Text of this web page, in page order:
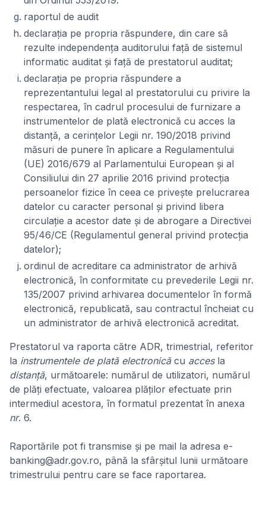
raportul de audit
declaraţia pe propria răspundere, din care să
rezulte independenţa auditorului faţă de sistemul
informatic auditat şi faţă de prestatorul auditat;
declaraţia pe propria răspundere a
reprezentantului legal al prestatorului cu privire la
respectarea, în cadrul procesului de furnizare a
instrumentelor de plată electronică cu acces la
distanţă, a cerinţelor Legii nr. 190/2018 privind
măsuri de punere în aplicare a Regulamentului
(UE) 2016/679 al Parlamentului European şi al
Consiliului din 27 aprilie 2016 privind protecţia
persoanelor fizice în ceea ce priveşte prelucrarea
datelor cu caracter personal şi privind libera
circulaţie a acestor date şi de abrogare a Directivei
95/46/CE (Regulamentul general privind protecţia
datelor);
ordinul de acreditare ca administrator de arhivă
electronică, în conformitate cu prevederile Legii nr.
135/2007 privind arhivarea documentelor în formă
electronică, republicată, sau contractul încheiat cu
un administrator de arhivă electronică acreditat.
Prestatorul va raporta către ADR, trimestrial, referitor
la instrumentele de plată electronicăcu accesla
distanţă, următoarele: numărul de utilizatori, numărul
de plăţi efectuate, valoarea plăţilor efectuate prin
intermediul acestora, în formatul prezentat în anexa
nr. 6.
Raportările pot fi transmise și pe mail la adresa e-
banking@adr.gov.ro, până la sfârşitul lunii următoare
trimestrului pentru care se face raportarea.